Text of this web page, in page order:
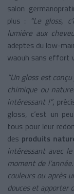
salon
plus : “Le gloss,
lumière aux
adeptes du low-
waouh sans effort
“Un gloss est
chimique ou
intéressant !”,
gloss, c’est un
tous pour leur
des produits
intéressant avec le
moment de
couleurs ou après
douces et apporter